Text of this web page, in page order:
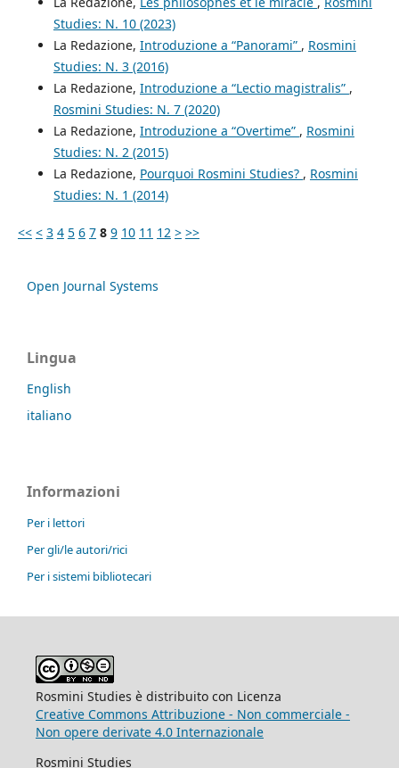
Studies: N. 10 (2023)
La Redazione, Introduzione a “Panorami” , Rosmini
Studies: N. 3 (2016)
La Redazione, Introduzione a “Lectio magistralis” ,
Rosmini Studies: N. 7 (2020)
La Redazione, Introduzione a “Overtime” , Rosmini
Studies: N. 2 (2015)
La Redazione, Pourquoi Rosmini Studies? , Rosmini
Studies: N. 1 (2014)
<< < 3 4 5 6 7 8 9 10 11 12 > >>
Open Journal Systems
Lingua
English
italiano
Informazioni
Per i lettori
Per gli/le autori/rici
Per i sistemi bibliotecari
Rosmini Studies è distribuito con Licenza
Creative Commons Attribuzione - Non commerciale -
Non opere derivate 4.0 Internazionale
Rosmini Studies